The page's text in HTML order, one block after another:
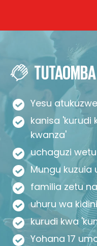
Yesu
kanisa 'kurudi
kwanza'
uchaguzi
Mungu kuzuia
familia zetu
uhuru wa kidini
kurudi kwa
Yohana 17